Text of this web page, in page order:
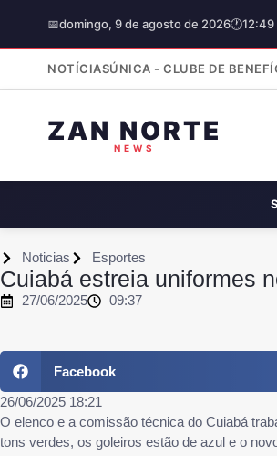
📅domingo, 9 de agosto de 2026🕐12:49
NOTÍCIASÚNICA - CLUBE DE
ZAN NORTE
NEWS
Noticias Esportes
Cuiabá estreia uniformes
27/06/2025 09:37
Facebook
26/06/2025 18:21
O elenco e a comissão técnica do Cuiabá
tons verdes, os goleiros estão de azul e o